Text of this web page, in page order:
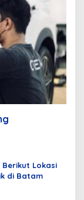
Berikut Lokasi
di Batam